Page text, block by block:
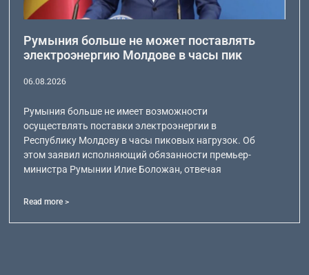
Румыния больше не может поставлять
электроэнергию Молдове в часы пик
06.08.2026
Румыния больше не имеет возможности
осуществлять поставки электроэнергии в
Республику Молдову в часы пиковых нагрузок. Об
этом заявил исполняющий обязанности премьер-
министра Румынии Илие Боложан, отвечая
Read more >